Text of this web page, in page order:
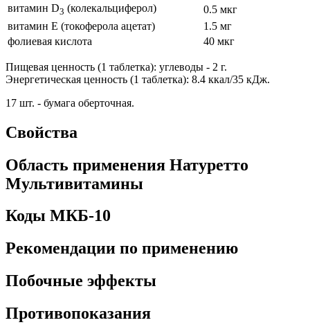
витамин D3 (колекальциферол)
0.5 мкг
витамин E (токоферола ацетат)
1.5 мг
фолиевая кислота
40 мкг
Пищевая ценность (1 таблетка): углеводы - 2 г.
Энергетическая ценность (1 таблетка): 8.4 ккал/35 кДж.
17 шт. - бумага оберточная.
Свойства
Область применения Натуретто
Мультивитамины
Коды МКБ-10
Рекомендации по применению
Побочные эффекты
Противопоказания